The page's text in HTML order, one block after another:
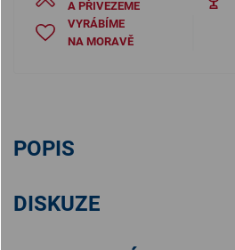
A PŘIVEZEME
VYRÁBÍME
NA MORAVĚ
POPIS
DISKUZE